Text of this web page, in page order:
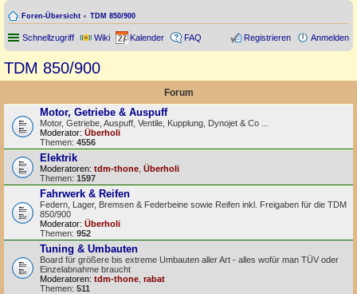
Foren-Übersicht TDM 850/900
Schnellzugriff Wiki Kalender FAQ Anmelden
Registrieren
TDM 850/900
Forum
Motor, Getriebe & Auspuff
Motor, Getriebe, Auspuff, Ventile, Kupplung, Dynojet & Co ...
Moderator: Überholi
Themen: 4556
Elektrik
Moderatoren: tdm-thone Überholi
Themen: 1597
Fahrwerk & Reifen
Federn, Lager, Bremsen & Federbeine sowie Reifen inkl. Freigaben für die TDM
850/900
Moderator: Überholi
Themen: 952
Tuning & Umbauten
Board für größere bis extreme Umbauten aller Art - alles wofür man TÜV oder
Einzelabnahme braucht
Moderatoren: tdm-thone rabat
Themen: 511